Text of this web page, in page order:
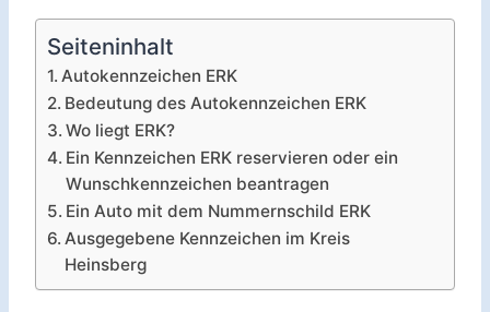
Seiteninhalt
Autokennzeichen ERK
Bedeutung des Autokennzeichen ERK
Wo liegt ERK?
Ein Kennzeichen ERK reservieren oder ein
Wunschkennzeichen beantragen
Ein Auto mit dem Nummernschild ERK
Ausgegebene Kennzeichen im Kreis
Heinsberg